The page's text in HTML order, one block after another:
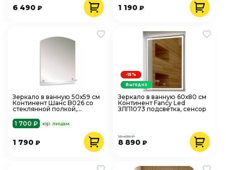
6 490 ₽ 1 190₽
Зеркало в ванную 50х59 см
Континент Шанс B026 со
стеклянной полкой,
1 700 ₽
юр. лицам
1 790 ₽
Зеркало в ванную 60х80 см
Континент Fancy Led
ЗЛП1073 подсветка, сенсор
8 890₽
10 490 ₽
-15%
Выгодно